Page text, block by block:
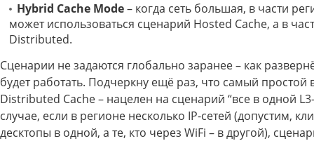
Hybrid Cache Mode– когда сеть большая, в части
может использоваться сценарий Hosted Cache, а в
Distributed.
Сценарии не задаются глобально заранее – как
будет работать. Подчеркну ещё раз, что самый простой
Distributed Cache – нацелен на сценарий “все в одной
случае, если в регионе несколько IP-сетей (допустим,
десктопы в одной, а те, кто через WiFi – в другой),